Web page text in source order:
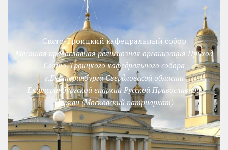
Свято-Троицкий кафедральный собор
Местная православная религиозная организация Приход
Свято-Троицкого кафедрального собора
г.Екатеринбурга Свердловской области
Екатеринбургской епархии Русской Православной
Церкви (Московский патриархат)